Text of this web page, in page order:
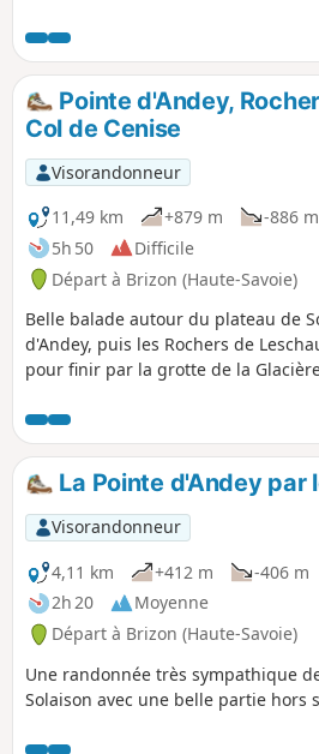
l'autre côté, une belle vue par
lémanique et son lac, ainsi que les
Pointe d'Andey,
Col de Cenise
Visorandonneur
11,49 km
+879 m
-886 m
5h 50
Difficile
Départ à Brizon (Haute-Savoie)
Belle balade autour du plateau de
d'Andey, puis les Rochers de
pour finir par la grotte de la Glacière. Attention :
sont présentes.
La Pointe d'Andey par
Visorandonneur
4,11 km
+412 m
-406 m
2h 20
Moyenne
Départ à Brizon (Haute-Savoie)
Une randonnée très sympathique
Solaison avec une belle partie hors